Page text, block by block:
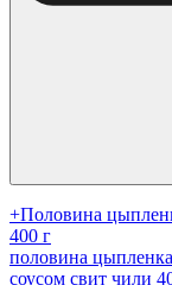
+Половина
400 г
половина
соусом свит чили